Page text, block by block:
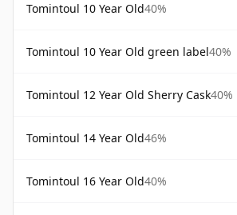
Tomintoul 10 Year Old40%
Tomintoul 10 Year Old green label40%
Tomintoul 12 Year Old Sherry Cask40%
Tomintoul 14 Year Old46%
Tomintoul 16 Year Old40%